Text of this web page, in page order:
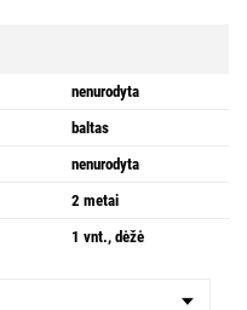
nenurodyta
baltas
nenurodyta
2 metai
1 vnt., dėžė